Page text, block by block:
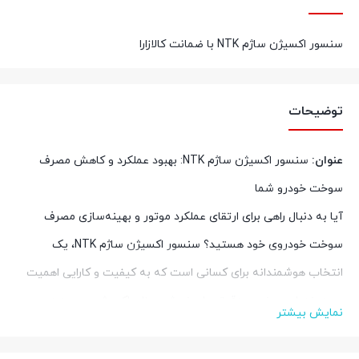
سنسور اکسیژن ساژم NTK با ضمانت کالازارا
توضیحات
عنوان:
سنسور اکسیژن ساژم NTK: بهبود عملکرد و کاهش مصرف
سوخت خودرو شما
آیا به دنبال راهی برای ارتقای عملکرد موتور و بهینه‌سازی مصرف
سوخت خودروی خود هستید؟ سنسور اکسیژن ساژم NTK، یک
انتخاب هوشمندانه برای کسانی است که به کیفیت و کارایی اهمیت
نمایش بیشتر